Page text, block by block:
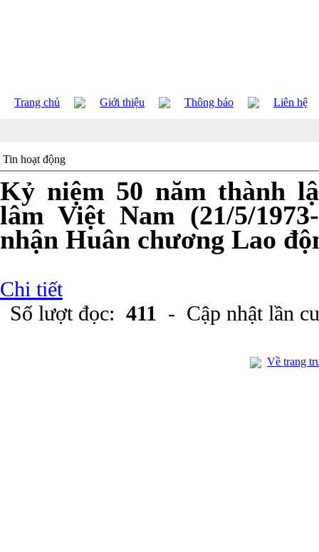
Trang chủ Giới thiệu Thông báo Liên hệ
Tin hoạt động
Kỷ niệm 50 năm thành
lâm Việt Nam (21/5/
nhận Huân chương Lao
Chi tiết
Số lượt đọc: 411 - Cập nhật lần
Về trang